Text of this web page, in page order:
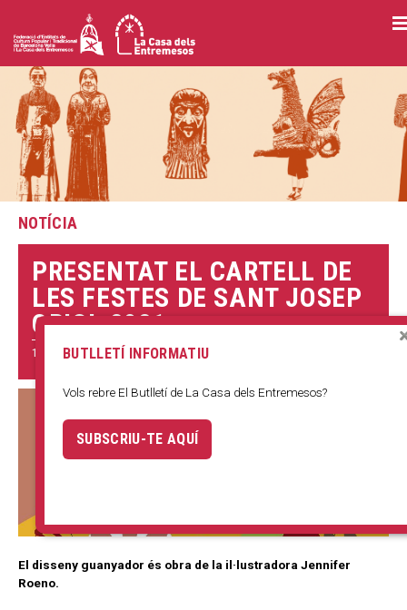
Vés
al
NOTÍCIA
PRESENTAT EL CARTELL DE
LES FESTES DE SANT JOSEP
ORIOL 2021
19 FEBRER 2021
El disseny guanyador és obra de la il·lustradora Jennifer
Roeno.
BUTLLETÍ INFORMATIU
Vols rebre El Butlletí de La Casa dels Entremesos?
SUBSCRIU-TE AQUÍ